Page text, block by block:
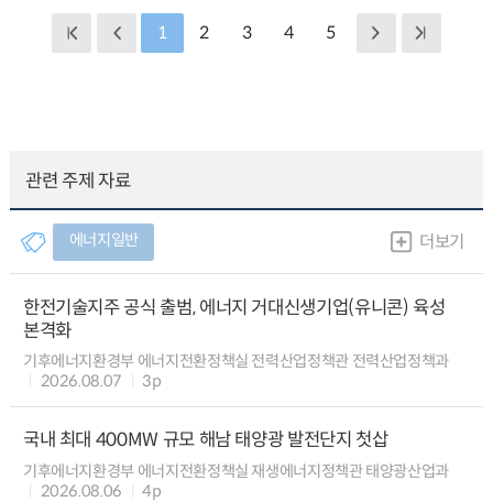
1 2 3 4 5
관련 주제 자료
에너지일반 더보기
한전기술지주 공식 출범, 에너지 거대신생기업(유니콘) 육성
본격화
기후에너지환경부 에너지전환정책실 전력산업정책관 전력산업정책과
2026.08.07
3p
국내 최대 400MW 규모 해남 태양광 발전단지 첫삽
기후에너지환경부 에너지전환정책실 재생에너지정책관 태양광산업과
2026.08.06
4p